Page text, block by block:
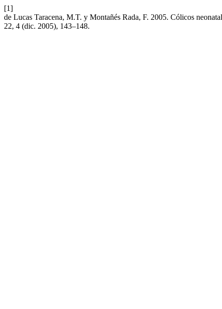
[1]
de Lucas Taracena, M.T. y Montañés Rada, F. 2005. Cólicos
22, 4 (dic. 2005), 143–148.